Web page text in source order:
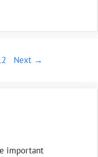
Next →
important